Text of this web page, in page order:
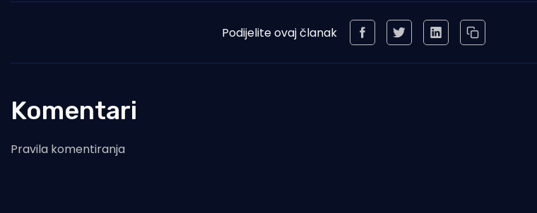
Podijelite ovaj članak
Komentari
Pravila komentiranja